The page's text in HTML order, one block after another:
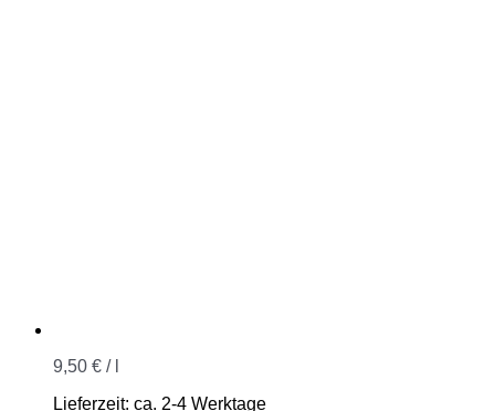
9,50 € /
Lieferzeit: ca. 2-4 Werktage